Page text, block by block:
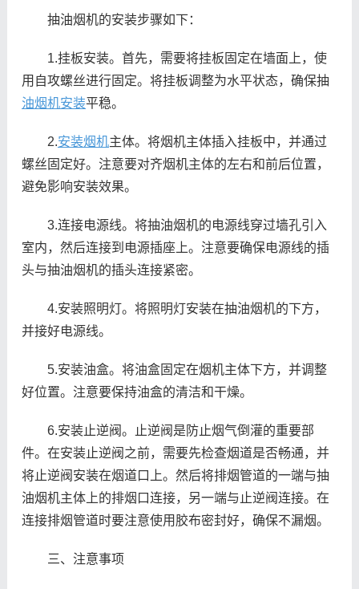
抽油烟机的安装步骤如下：
1.挂板安装。首先，需要将挂板固定在墙面上，使
用自攻螺丝进行固定。将挂板调整为水平状态，确保抽
油烟机安装平稳。
2.安装烟机主体。将烟机主体插入挂板中，并通过
螺丝固定好。注意要对齐烟机主体的左右和前后位置，
避免影响安装效果。
3.连接电源线。将抽油烟机的电源线穿过墙孔引入
室内，然后连接到电源插座上。注意要确保电源线的插
头与抽油烟机的插头连接紧密。
4.安装照明灯。将照明灯安装在抽油烟机的下方，
并接好电源线。
5.安装油盒。将油盒固定在烟机主体下方，并调整
好位置。注意要保持油盒的清洁和干燥。
6.安装止逆阀。止逆阀是防止烟气倒灌的重要部
件。在安装止逆阀之前，需要先检查烟道是否畅通，并
将止逆阀安装在烟道口上。然后将排烟管道的一端与抽
油烟机主体上的排烟口连接，另一端与止逆阀连接。在
连接排烟管道时要注意使用胶布密封好，确保不漏烟。
三、注意事项